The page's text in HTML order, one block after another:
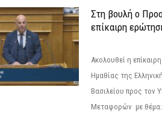
Στη βουλή ο
επίκαιρη
Ακολουθεί η
Ημαθίας της
Βασιλείου προς τον
Μεταφορών με θέμα: